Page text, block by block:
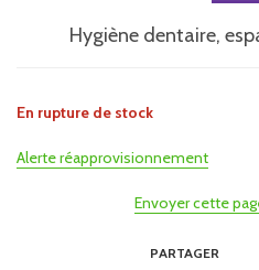
Hygiène dentaire,
En rupture de stock
Alerte réapprovisionnement
Envoyer cette
PARTAGER